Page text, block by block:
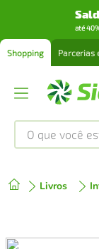
até
Shopping Parcerias
O que você está
Livros
2º